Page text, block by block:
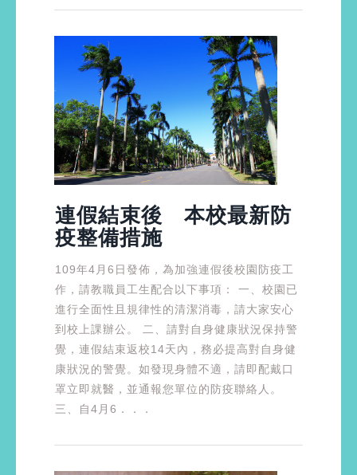
連假結束後 本校最新防
疫整備措施
109年4月6日發佈，為加強連假後校園防疫工
作，請教職員工生配合以下事項： 一、校園已
進行全面性且規律性的清潔消毒，請大家安心
到校上課辦公。 二、請對自身健康狀況保持警
覺，連假結束返校14天內，務必提高對自身健
康狀況的警覺。如發現身體不適，請即配戴口
罩立即就醫，並通報您單位的防疫聯絡人。
三、自4月6．．．